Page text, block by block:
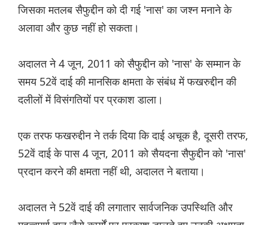
जिसका मतलब सैफुद्दीन को दी गई 'नास' का जश्न मनाने के
अलावा और कुछ नहीं हो सकता।
अदालत ने 4 जून, 2011 को सैफुद्दीन को 'नास' के सम्मान के
समय 52वें दाई की मानसिक क्षमता के संबंध में फखरुद्दीन की
दलीलों में विसंगतियों पर प्रकाश डाला।
एक तरफ फखरुद्दीन ने तर्क दिया कि दाई अचूक है, दूसरी तरफ,
52वें दाई के पास 4 जून, 2011 को सैयदना सैफुद्दीन को 'नास'
प्रदान करने की क्षमता नहीं थी, अदालत ने बताया।
अदालत ने 52वें दाई की लगातार सार्वजनिक उपस्थिति और